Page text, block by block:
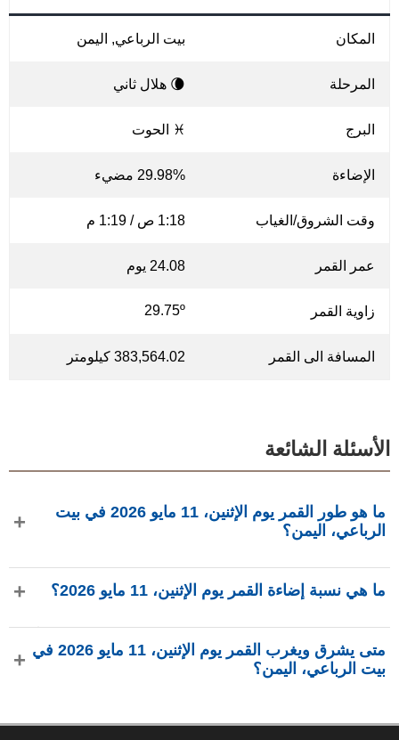
المكان بيت الرباعي, اليمن
المرحلة 🌘 هلال ثاني
البرج ♓ الحوت
الإضاءة 29.98% مضيء
وقت الشروق/الغياب 1:18 ص / 1:19 م
عمر القمر 24.08 يوم
زاوية القمر 29.75º
المسافة الى القمر 383,564.02 كيلومتر
الأسئلة الشائعة
ما هو طور القمر يوم الإثنين، 11 مايو 2026 في بيت
الرباعي، اليمن؟
طور هلال ثاني بإضاءة 29.98%، عمره 24.08 يومًا، ويقع في
ما هي نسبة إضاءة القمر يوم الإثنين، 11 مايو 2026؟
phasesmoon.com.
متى يشرق ويغرب القمر يوم الإثنين، 11 مايو 2026 في
بيت الرباعي، اليمن؟